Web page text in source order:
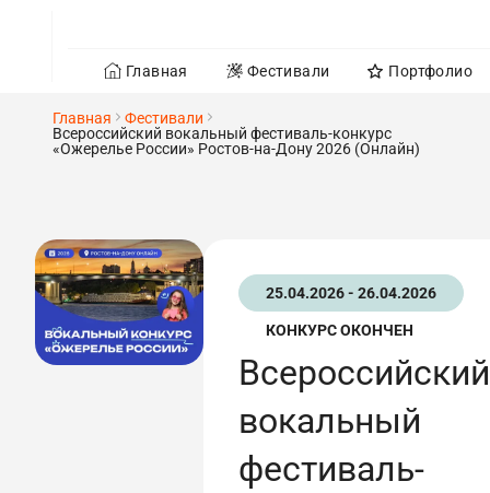
Главная Фестивали Портфолио
Главная
Фестивали
Всероссийский вокальный фестиваль-конкурс
«Ожерелье России» Ростов-на-Дону 2026 (Онлайн)
25.04.2026 - 26.04.2026
КОНКУРС ОКОНЧЕН
Всероссийский
вокальный
фестиваль-